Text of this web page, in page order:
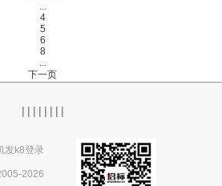
...
4
5
6
8
...
下一页
| | | | | | | |
发k8登录
2026